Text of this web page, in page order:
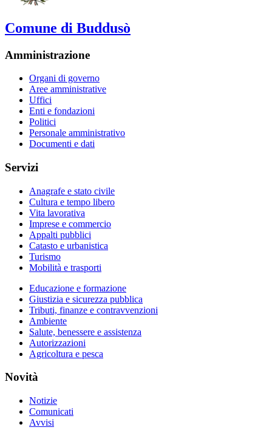
Comune di Buddusò
Amministrazione
Organi di governo
Aree amministrative
Uffici
Enti e fondazioni
Politici
Personale amministrativo
Documenti e dati
Servizi
Anagrafe e stato civile
Cultura e tempo libero
Vita lavorativa
Imprese e commercio
Appalti pubblici
Catasto e urbanistica
Turismo
Mobilità e trasporti
Educazione e formazione
Giustizia e sicurezza pubblica
Tributi, finanze e contravvenzioni
Ambiente
Salute, benessere e assistenza
Autorizzazioni
Agricoltura e pesca
Novità
Notizie
Comunicati
Avvisi